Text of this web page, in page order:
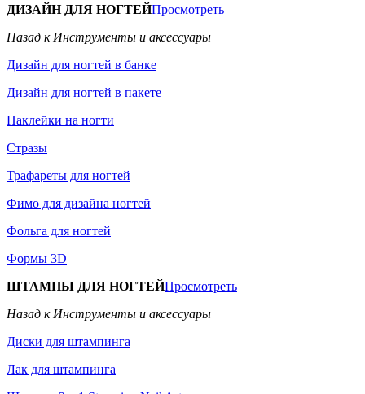
ДИЗАЙН ДЛЯ НОГТЕЙПросмотреть
Назад к Инструменты и аксессуары
Дизайн для ногтей в банке
Дизайн для ногтей в пакете
Наклейки на ногти
Стразы
Трафареты для ногтей
Фимо для дизайна ногтей
Фольга для ногтей
Формы 3D
ШТАМПЫ ДЛЯ НОГТЕЙПросмотреть
Назад к Инструменты и аксессуары
Диски для штампинга
Лак для штампинга